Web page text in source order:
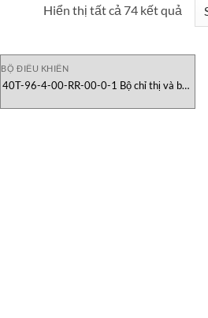
Hiển thị tất cả 74 kết quảĐã
sắp
mới
nhất
BỘ ĐIỀU KHIỂN
40T-96-4-00-RR-00-0-1 Bộ chỉ thị và báo
Vietnam